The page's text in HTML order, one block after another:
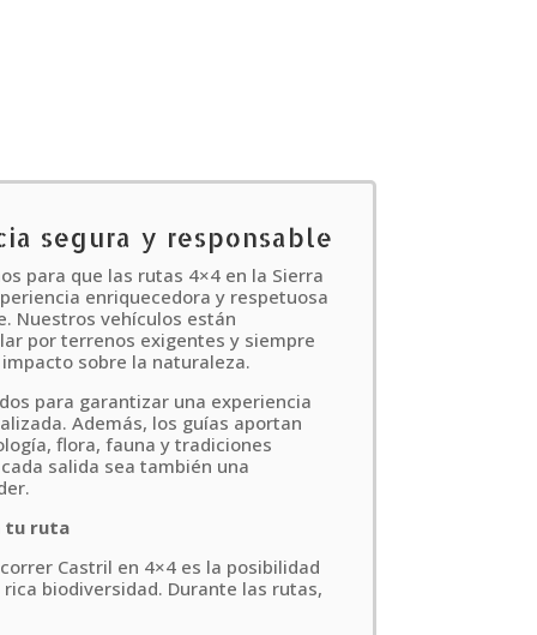
segura y responsable
para que las rutas 4×4 en la Sierra
enriquecedora y respetuosa
Nuestros vehículos están
por terrenos exigentes y siempre
sobre la naturaleza.
para garantizar una experiencia
Además, los guías aportan
flora, fauna y tradiciones
salida sea también una
tu ruta
Castril en 4×4 es la posibilidad
biodiversidad. Durante las rutas,